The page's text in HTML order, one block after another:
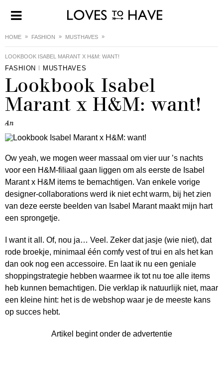
HOME FASHION MUSTHAVES
LOOKBOOK ISABEL MARANT X H&M: WANT!
FASHION MUSTHAVES
Lookbook Isabel
Marant x H&M: want!
An
Ow yeah, we mogen weer massaal om vier uur ’s nachts
voor een H&M-filiaal gaan liggen om als eerste de Isabel
Marant x H&M items te bemachtigen. Van enkele vorige
designer-collaborations werd ik niet echt warm, bij het zien
van deze eerste beelden van Isabel Marant maakt mijn hart
een sprongetje.
I want it all. Of, nou ja… Veel. Zeker dat jasje (wie niet), dat
rode broekje, minimaal één comfy vest of trui en als het kan
dan ook nog een accessoire. En laat ik nu een geniale
shoppingstrategie hebben waarmee ik tot nu toe alle items
heb kunnen bemachtigen. Die verklap ik natuurlijk niet, maar
een kleine hint: het is de webshop waar je de meeste kans
op succes hebt.
Artikel begint onder de advertentie